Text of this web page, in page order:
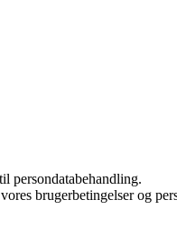
persondatabehandling.
brugerbetingelser og